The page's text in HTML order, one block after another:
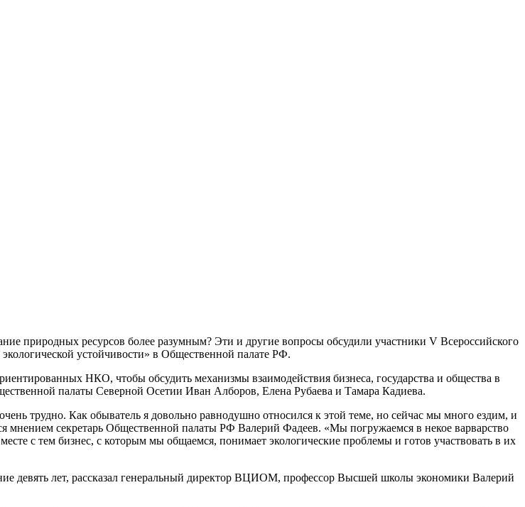
природных ресурсов более разумным? Эти и другие вопросы обсудили участники V Всероссийского
устойчивости» в Общественной палате РФ.
НКО, чтобы обсудить механизмы взаимодействия бизнеса, государства и общества в
палаты Северной Осетии Иван Алборов, Елена Рубаева и Тамара Кадиева.
трудно. Как обыватель я довольно равнодушно относился к этой теме, но сейчас мы много ездим, и
мнением секретарь Общественной палаты РФ Валерий Фадеев. «Мы погружаемся в некое варварство
с тем бизнес, с которым мы общаемся, понимает экологические проблемы и готов участвовать в их
девять лет, рассказал генеральный директор ВЦИОМ, профессор Высшей школы экономики Валерий